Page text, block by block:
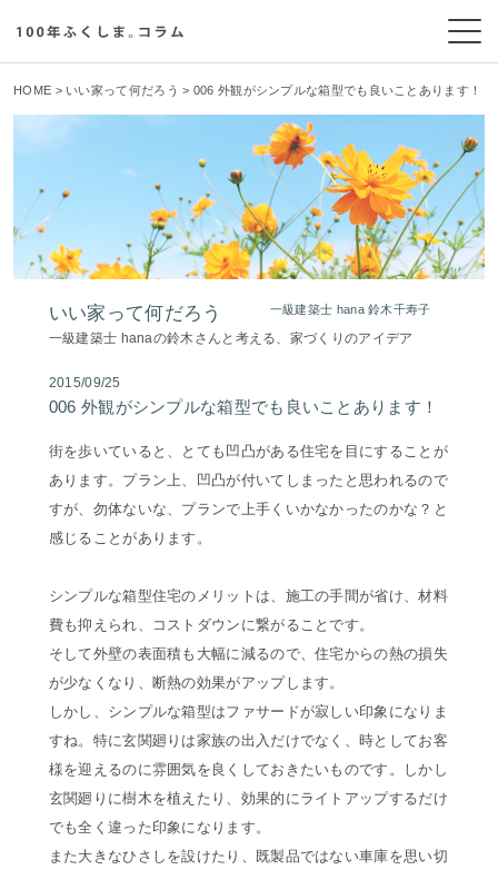
HOME > いい家って何だろう > 006 外観がシンプルな箱型でも良いことあります！
いい家って何だろう 一級建築士 hana 鈴木千寿子
一級建築士 hanaの鈴木さんと考える、家づくりのアイデア
2015/09/25
006 外観がシンプルな箱型でも良いことあります！
街を歩いていると、とても凹凸がある住宅を目にすることが
あります。プラン上、凹凸が付いてしまったと思われるので
すが、勿体ないな、プランで上手くいかなかったのかな？と
感じることがあります。
シンプルな箱型住宅のメリットは、施工の手間が省け、材料
費も抑えられ、コストダウンに繋がることです。
そして外壁の表面積も大幅に減るので、住宅からの熱の損失
が少なくなり、断熱の効果がアップします。
しかし、シンプルな箱型はファサードが寂しい印象になりま
すね。特に玄関廻りは家族の出入だけでなく、時としてお客
様を迎えるのに雰囲気を良くしておきたいものです。しかし
玄関廻りに樹木を植えたり、効果的にライトアップするだけ
でも全く違った印象になります。
また大きなひさしを設けたり、既製品ではない車庫を思い切